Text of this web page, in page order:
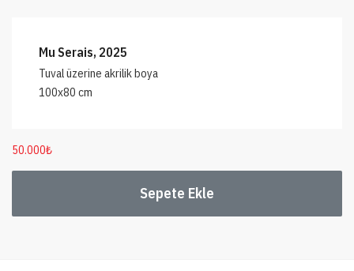
Mu Serais, 2025
Tuval üzerine akrilik boya
100x80 cm
50.000₺
Sepete Ekle